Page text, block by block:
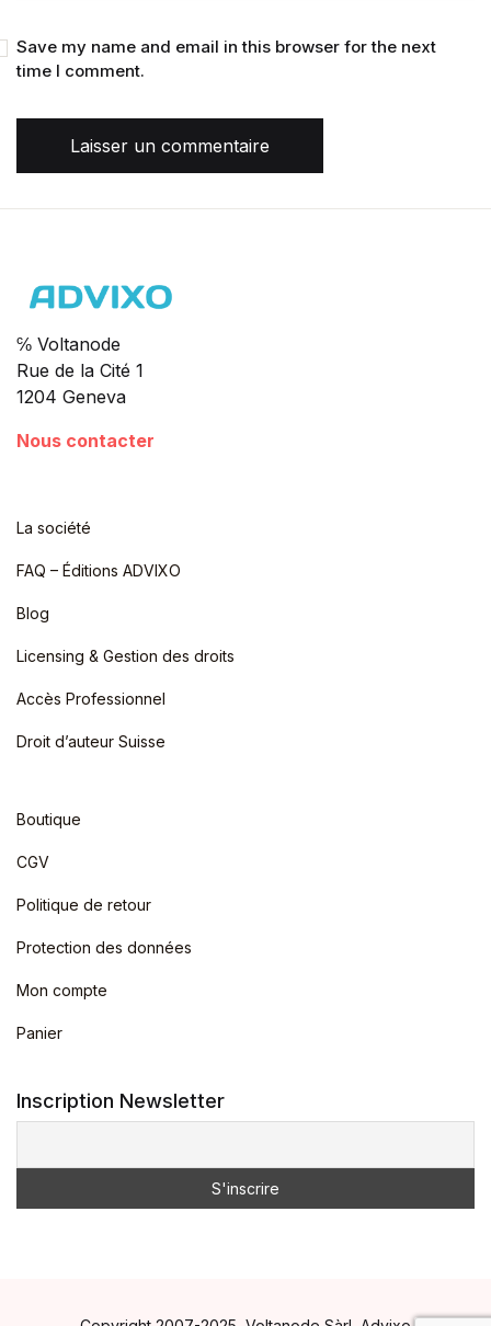
Save my name and email in this browser for the next
time I comment.
Laisser un commentaire
℅ Voltanode
Rue de la Cité 1
1204 Geneva
Nous contacter
La société
FAQ – Éditions ADVIXO
Blog
Licensing & Gestion des droits
Accès Professionnel
Droit d’auteur Suisse
Boutique
CGV
Politique de retour
Protection des données
Mon compte
Panier
Inscription Newsletter